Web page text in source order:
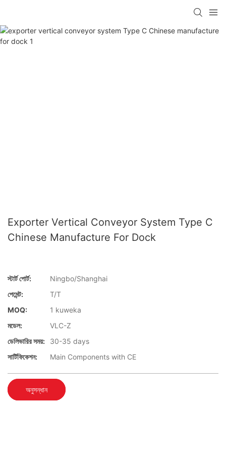
Exporter Vertical Conveyor System Type C
Chinese Manufacture For Dock
স্টার্ট পোর্ট:
Ningbo/Shanghai
পেমেন্ট:
T/T
MOQ:
1 kuweka
মডেল:
VLC-Z
ডেলিভারির সময়:
30-35 days
সার্টিফিকেশন:
Main Components with CE
অনুসন্ধান